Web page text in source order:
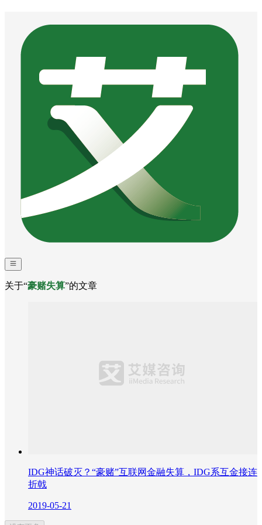
关于“豪赌失算”的文章
IDG神话破灭？“豪赌”互联网金融失算，IDG系互金接连
折戟
2019-05-21